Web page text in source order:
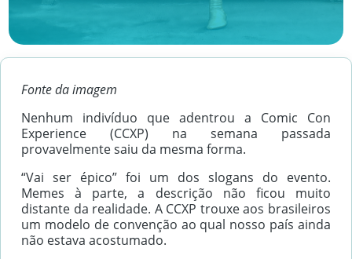
Fonte da imagem
Nenhum indivíduo que adentrou a Comic Con
Experience (CCXP) na semana passada
provavelmente saiu da mesma forma.
“Vai ser épico” foi um dos slogans do evento.
Memes à parte, a descrição não ficou muito
distante da realidade. A CCXP trouxe aos brasileiros
um modelo de convenção ao qual nosso país ainda
não estava acostumado.